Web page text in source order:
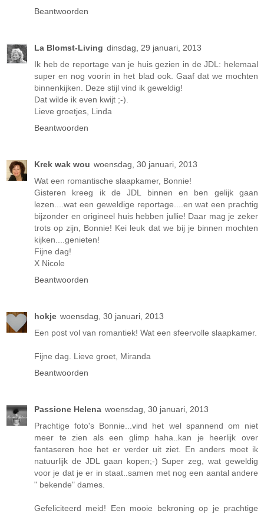
Beantwoorden
La Blomst-Living dinsdag, 29 januari, 2013
Ik heb de reportage van je huis gezien in de JDL: helemaal
super en nog voorin in het blad ook. Gaaf dat we mochten
binnenkijken. Deze stijl vind ik geweldig!
Dat wilde ik even kwijt ;-).
Lieve groetjes, Linda
Beantwoorden
Krek wak wou woensdag, 30 januari, 2013
Wat een romantische slaapkamer, Bonnie!
Gisteren kreeg ik de JDL binnen en ben gelijk gaan
lezen....wat een geweldige reportage....en wat een prachtig
bijzonder en origineel huis hebben jullie! Daar mag je zeker
trots op zijn, Bonnie! Kei leuk dat we bij je binnen mochten
kijken....genieten!
Fijne dag!
X Nicole
Beantwoorden
hokje woensdag, 30 januari, 2013
Een post vol van romantiek! Wat een sfeervolle slaapkamer.
Fijne dag. Lieve groet, Miranda
Beantwoorden
Passione Helena woensdag, 30 januari, 2013
Prachtige foto's Bonnie...vind het wel spannend om niet
meer te zien als een glimp haha..kan je heerlijk over
fantaseren hoe het er verder uit ziet. En anders moet ik
natuurlijk de JDL gaan kopen;-) Super zeg, wat geweldig
voor je dat je er in staat..samen met nog een aantal andere
" bekende" dames.
Gefeliciteerd meid! Een mooie bekroning op je prachtige